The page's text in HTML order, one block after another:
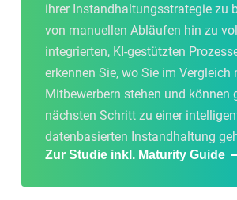
ihrer Instandhaltungsstrategie zu
von manuellen Abläufen hin zu
integrierten, KI-gestützten
erkennen Sie, wo Sie im Vergleich
Mitbewerbern stehen und können
nächsten Schritt zu einer intel
datenbasierten Instandhaltung
Zur Studie inkl. Maturity Guide